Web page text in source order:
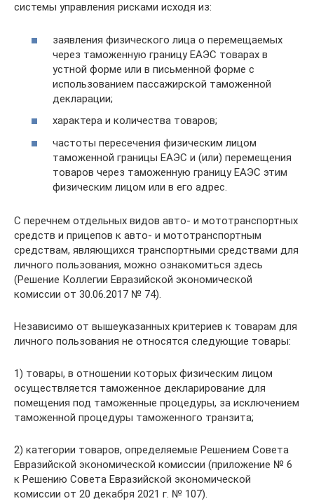
системы управления рисками исходя из:
заявления физического лица о перемещаемых
через таможенную границу ЕАЭС товарах в
устной форме или в письменной форме с
использованием пассажирской таможенной
декларации;
характера и количества товаров;
частоты пересечения физическим лицом
таможенной границы ЕАЭС и (или) перемещения
товаров через таможенную границу ЕАЭС этим
физическим лицом или в его адрес.
С перечнем отдельных видов авто- и мототранспортных
средств и прицепов к авто- и мототранспортным
средствам, являющихся транспортными средствами для
личного пользования, можно ознакомиться здесь
(Решение Коллегии Евразийской экономической
комиссии от 30.06.2017 № 74).
Независимо от вышеуказанных критериев к товарам для
личного пользования не относятся следующие товары:
1) товары, в отношении которых физическим лицом
осуществляется таможенное декларирование для
помещения под таможенные процедуры, за исключением
таможенной процедуры таможенного транзита;
2) категории товаров, определяемые Решением Совета
Евразийской экономической комиссии (приложение № 6
к Решению Совета Евразийской экономической
комиссии от 20 декабря 2021 г. № 107).